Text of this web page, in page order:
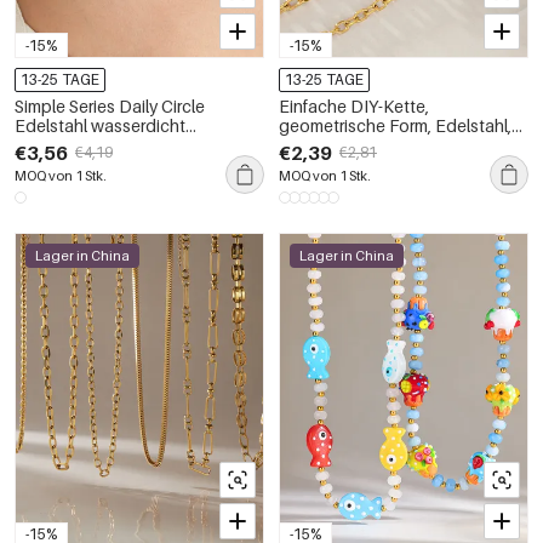
-15%
13-25 TAGE
Simple Series Daily Circle
Edelstahl wasserdicht
goldfarbene Zirkonia-
Damenketten
€3,56 €4,19
MOQ von 1 Stk.
-15%
13-25 TAGE
Einfache DIY-Kette,
geometrische Form, Edelstahl,
wasserdicht, goldfarben,
Damen-Halskette
€2,39 €2,81
MOQ von 1 Stk.
-15%
Lager in China
-15%
Lager in China